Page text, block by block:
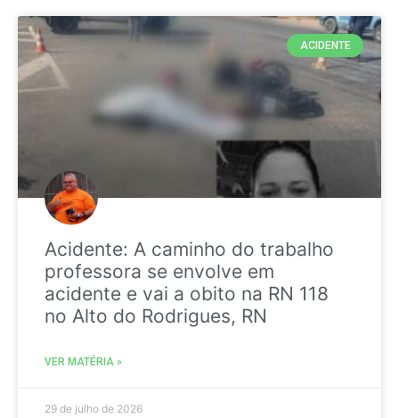
ACIDENTE
Acidente: A caminho do trabalho
professora se envolve em
acidente e vai a obito na RN 118
no Alto do Rodrigues, RN
VER MATÉRIA »
29 de julho de 2026